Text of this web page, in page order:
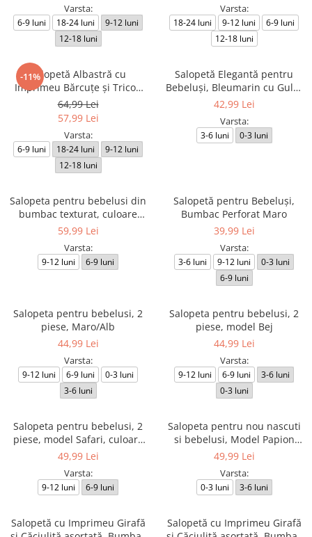
Varsta:
6-9 luni 18-24 luni
9-12 luni
12-18 luni
Varsta:
18-24 luni 9-12 luni
6-9 luni
12-18 luni
-11%Salopetă Albastră cu
Imprimeu Bărcuțe și Tricou
Alb
64,99 Lei
57,99 Lei
Varsta:
6-9 luni 18-24 luni
9-12 luni
12-18 luni
Salopetă Elegantă pentru
Bebeluși, Bleumarin cu Guler
Alb Contrastant
42,99 Lei
Varsta:
3-6 luni 0-3 luni
Salopeta pentru bebelusi din
bumbac texturat, culoare
albastru
59,99 Lei
Varsta:
9-12 luni 6-9 luni
Salopetă pentru Bebeluși,
Bumbac Perforat Maro
39,99 Lei
Varsta:
3-6 luni 9-12 luni
0-3 luni
6-9 luni
Salopeta pentru bebelusi, 2
piese, Maro/Alb
44,99 Lei
Varsta:
9-12 luni 6-9 luni
0-3 luni
3-6 luni
Salopeta pentru bebelusi, 2
piese, model Bej
44,99 Lei
Varsta:
9-12 luni 6-9 luni
3-6 luni
0-3 luni
Salopeta pentru bebelusi, 2
piese, model Safari, culoare
albastru
49,99 Lei
Varsta:
9-12 luni 6-9 luni
Salopeta pentru nou nascuti
si bebelusi, Model Papion
detasabil
49,99 Lei
Varsta:
0-3 luni 3-6 luni
Salopetă cu Imprimeu Girafă
Salopetă cu Imprimeu Girafă